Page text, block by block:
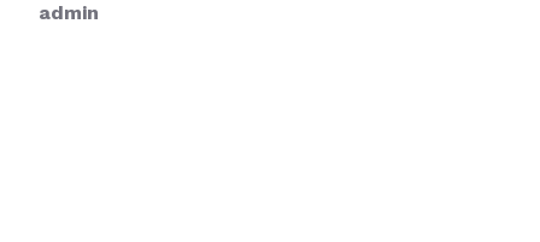
admin